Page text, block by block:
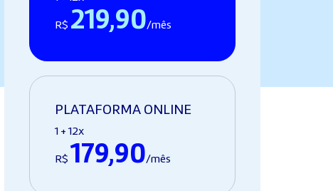
R$ 219,90/mês
PLATAFORMA ONLINE
1 + 12x
R$ 179,90/mês